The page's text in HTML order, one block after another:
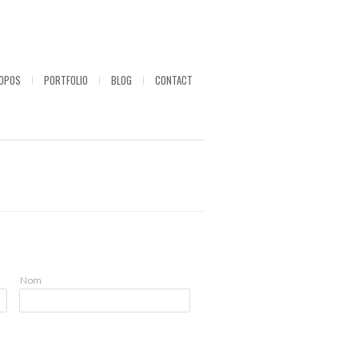
PORTFOLIO BLOG CONTACT
Nom